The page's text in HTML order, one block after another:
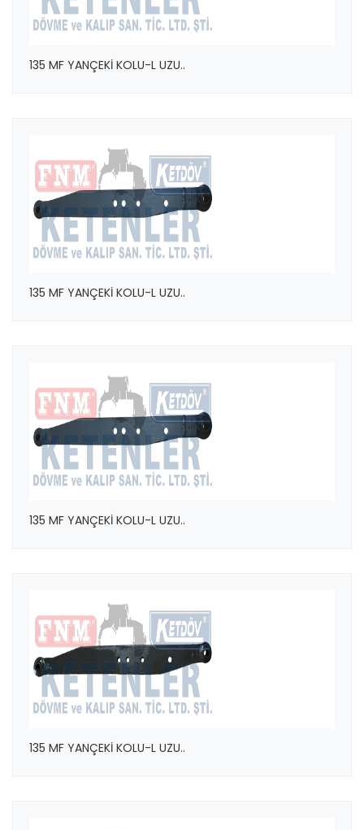
135 MF YANÇEKİ KOLU-L UZU..
135 MF YANÇEKİ KOLU-L UZU..
135 MF YANÇEKİ KOLU-L UZU..
135 MF YANÇEKİ KOLU-L UZU..